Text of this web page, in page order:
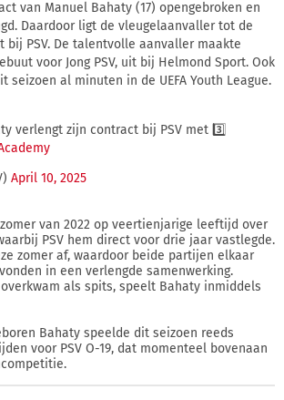
van Manuel Bahaty (17) opengebroken en
Daardoor ligt de vleugelaanvaller tot de
bij PSV. De talentvolle aanvaller maakte
voor Jong PSV, uit bij Helmond Sport. Ook
seizoen al minuten in de UEFA Youth League.
verlengt zijn contract bij PSV met 3️⃣
April 10, 2025
van 2022 op veertienjarige leeftijd over
PSV hem direct voor drie jaar vastlegde.
zomer af, waardoor beide partijen elkaar
in een verlengde samenwerking.
als spits, speelt Bahaty inmiddels
Bahaty speelde dit seizoen reeds
voor PSV O-19, dat momenteel bovenaan